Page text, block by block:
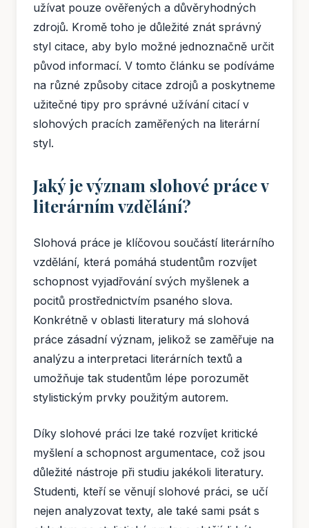
užívat pouze ověřených a důvěryhodných
zdrojů. Kromě toho je důležité znát správný
styl citace, aby bylo možné jednoznačně určit
původ informací. V tomto článku se podíváme
na různé způsoby citace zdrojů a poskytneme
užitečné tipy pro správné užívání citací v
slohových pracích zaměřených na literární
styl.
Jaký je význam slohové práce v
literárním vzdělání?
Slohová práce je klíčovou součástí literárního
vzdělání, která pomáhá studentům rozvíjet
schopnost vyjadřování svých myšlenek a
pocitů prostřednictvím psaného slova.
Konkrétně v oblasti literatury má slohová
práce zásadní význam, jelikož se zaměřuje na
analýzu a interpretaci literárních textů a
umožňuje tak studentům lépe porozumět
stylistickým prvky použitým autorem.
Díky slohové práci lze také rozvíjet kritické
myšlení a schopnost argumentace, což jsou
důležité nástroje při studiu jakékoli literatury.
Studenti, kteří se věnují slohové práci, se učí
nejen analyzovat texty, ale také sami psát s